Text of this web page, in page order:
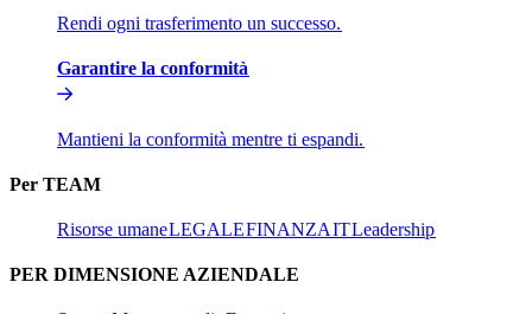
Rendi ogni trasferimento un successo.​​
Garantire la conformità​​
Mantieni la conformità mentre ti espandi.​​
Per TEAM​​
Risorse umane​​LEGALE​​FINANZA​​IT​​Leadership​​
PER DIMENSIONE AZIENDALE​​